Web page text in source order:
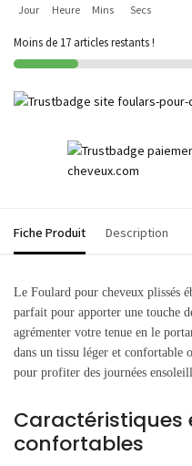
Jour Heure Mins Secs
Moins de 17 articles restants !
Fiche Produit Description
Le Foulard pour cheveux plissés
parfait pour apporter une touche
agrémenter votre tenue en le
dans un tissu léger et confortable
pour profiter des journées
Caractéristiques
confortables